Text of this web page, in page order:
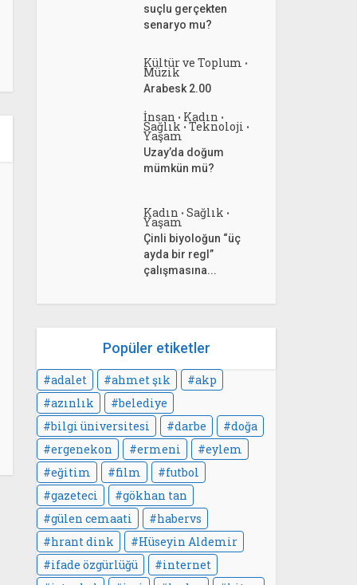
suçlu gerçekten
senaryo mu?
Kültür ve Toplum •
Müzik
Arabesk 2.00
İnsan • Kadın •
Sağlık • Teknoloji •
Yaşam
Uzay’da doğum
mümkün mü?
Kadın • Sağlık •
Yaşam
Çinli biyoloğun “üç
ayda bir regl”
çalışmasına...
Popüler etiketler
adalet ahmet şık
akp
azınlık
belediye
bilgi üniversitesi
darbe
doğa
ergenekon
ermeni
eylem
eğitim
film
futbol
gazeteci
gökhan tan
gülen cemaati
habervs
hrant dink
Hüseyin Aldemir
ifade özgürlüğü
internet